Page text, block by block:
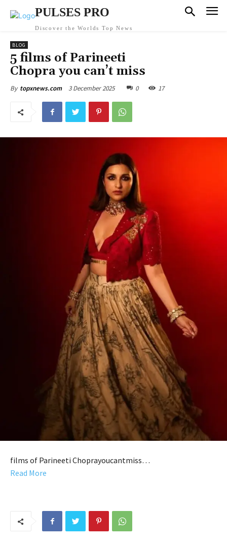
PULSES PRO
Discover the Worlds Top News
BLOG
5 films of Parineeti
Chopra you can’t miss
By topxnews.com 3 December 2025 0 17
films of Parineeti Choprayoucantmiss…
Read More